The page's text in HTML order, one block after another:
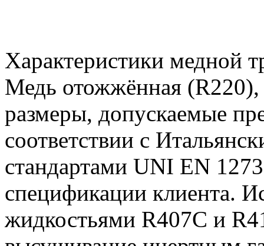
Характеристики медной
Медь отожжённая (R220),
размеры, допускаемые
соответствии с
стандартами UNI EN
спецификации клиента.
жидкостьями R407C и